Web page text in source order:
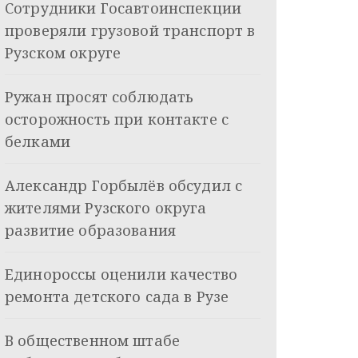
Сотрудники Госавтоинспекции
проверяли грузовой транспорт в
Рузском округе
Ружан просят соблюдать
осторожность при контакте с
белками
Александр Горбылёв обсудил с
жителями Рузского округа
развитие образования
Единороссы оценили качество
ремонта детского сада в Рузе
В общественном штабе